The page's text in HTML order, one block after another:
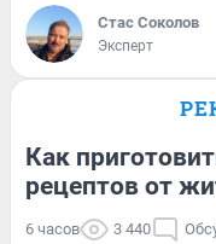
Стас Соколов
Эксперт
Как
рецептов от
6 часов 3 440